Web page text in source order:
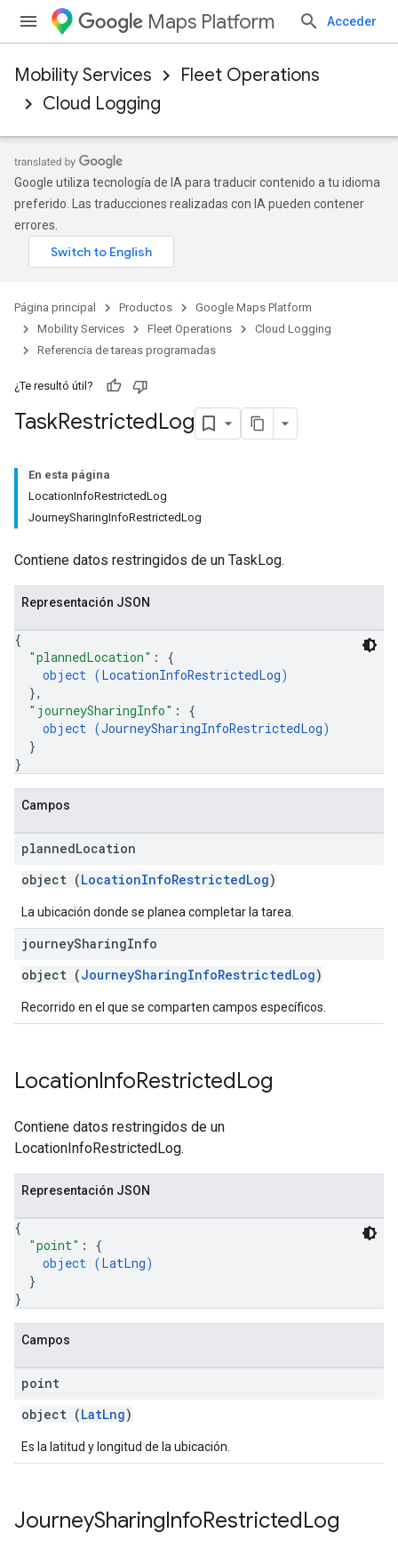
Maps Platform Acceder
Mobility Services
Fleet Operations
Cloud Logging
Google utiliza tecnología de IA para traducir contenido a tu idioma
preferido. Las traducciones realizadas con IA pueden contener
errores.
Página principal Productos
Google Maps Platform
Mobility Services
Fleet Operations
Cloud Logging
Referencia de tareas programadas
¿Te resultó útil?
TaskRestrictedLog
En esta página
LocationInfoRestrictedLog
JourneySharingInfoRestrictedLog
Contiene datos restringidos de un TaskLog.
Representación JSON
{
"plannedLocation" : {
object (LocationInfoRestrictedLog)
},
"journeySharingInfo" : {
object (JourneySharingInfoRestrictedLog)
}
}
Campos
plannedLocation
object (LocationInfoRestrictedLog)
La ubicación donde se planea completar la tarea.
journeySharingInfo
object (JourneySharingInfoRestrictedLog)
Recorrido en el que se comparten campos específicos.
LocationInfoRestrictedLog
Contiene datos restringidos de un
LocationInfoRestrictedLog.
Representación JSON
{
"point" : {
object (LatLng)
}
}
Campos
point
object (LatLng)
Es la latitud y longitud de la ubicación.
JourneySharingInfoRestrictedLog